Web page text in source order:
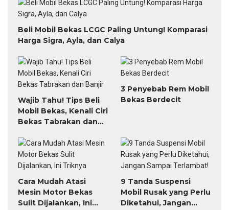
Beli Mobil Bekas LCGC Paling Untung! Komparasi
Harga Sigra, Ayla, dan Calya
Wajib Tahu! Tips Beli
Mobil Bekas, Kenali Ciri
Bekas Tabrakan dan
3 Penyebab Rem Mobil
Bekas Berdecit
Cara Mudah Atasi
Mesin Motor Bekas
Sulit Dijalankan, Ini
9 Tanda Suspensi
Mobil Rusak yang Perlu
Diketahui, Jangan